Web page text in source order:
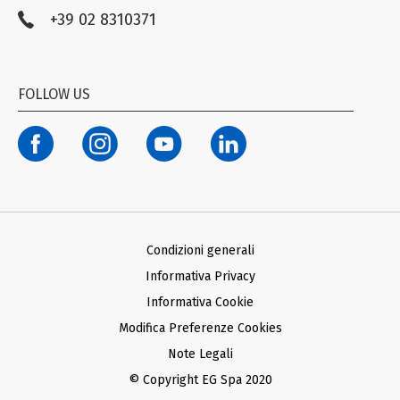
Compliance EG STADA
Modello organizzativo ex D. Lgs. n. 231/01
Termini di Utilizzo Facebook e Instagram
Condizioni generali d’acquisto Ariba
+39 02 8310371
FOLLOW US
Condizioni generali
Informativa Privacy
Informativa Cookie
Modifica Preferenze Cookies
Note Legali
© Copyright EG Spa 2020